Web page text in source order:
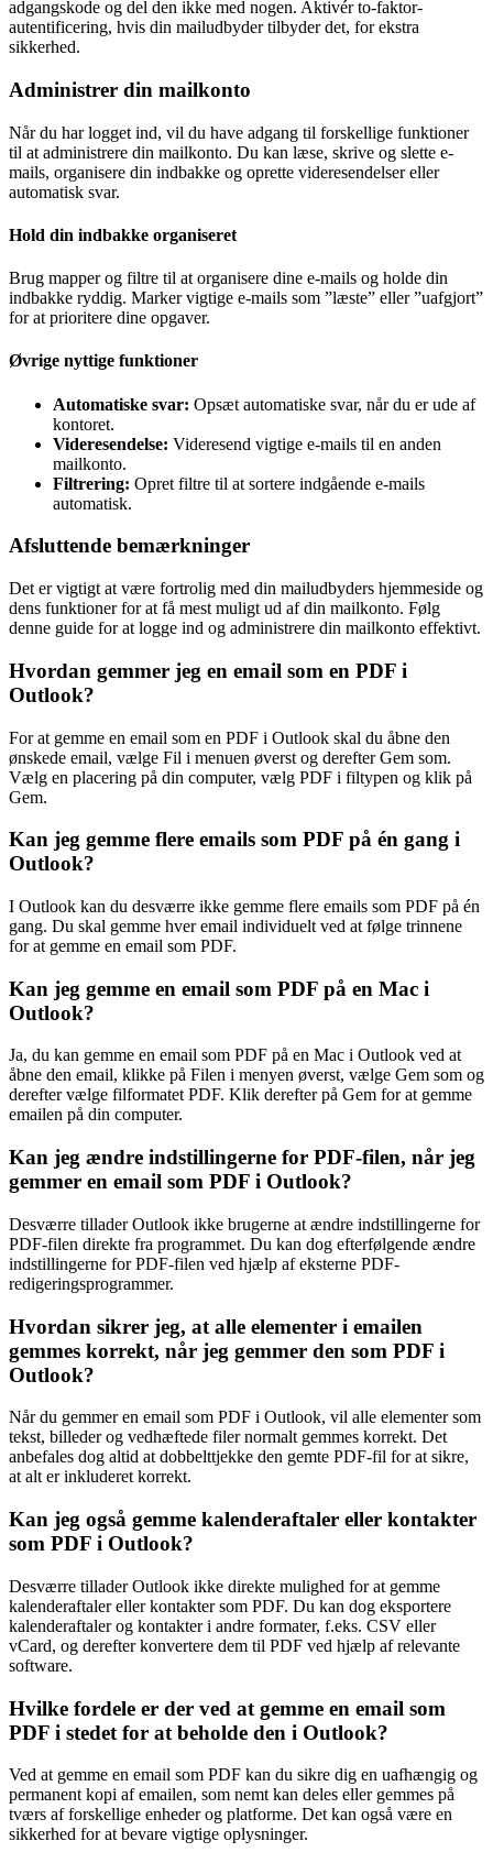
adgangskode og del den ikke med nogen. Aktivér to-faktor-
autentificering, hvis din mailudbyder tilbyder det, for ekstra
sikkerhed.
Administrer din mailkonto
Når du har logget ind, vil du have adgang til forskellige funktioner
til at administrere din mailkonto. Du kan læse, skrive og slette e-
mails, organisere din indbakke og oprette videresendelser eller
automatisk svar.
Hold din indbakke organiseret
Brug mapper og filtre til at organisere dine e-mails og holde din
indbakke ryddig. Marker vigtige e-mails som ”læste” eller ”uafgjort”
for at prioritere dine opgaver.
Øvrige nyttige funktioner
Automatiske svar: Opsæt automatiske svar, når du er ude af
kontoret.
Videresendelse: Videresend vigtige e-mails til en anden
mailkonto.
Filtrering: Opret filtre til at sortere indgående e-mails
automatisk.
Afsluttende bemærkninger
Det er vigtigt at være fortrolig med din mailudbyders hjemmeside og
dens funktioner for at få mest muligt ud af din mailkonto. Følg
denne guide for at logge ind og administrere din mailkonto effektivt.
Hvordan gemmer jeg en email som en PDF i
Outlook?
For at gemme en email som en PDF i Outlook skal du åbne den
ønskede email, vælge Fil i menuen øverst og derefter Gem som.
Vælg en placering på din computer, vælg PDF i filtypen og klik på
Gem.
Kan jeg gemme flere emails som PDF på én gang i
Outlook?
I Outlook kan du desværre ikke gemme flere emails som PDF på én
gang. Du skal gemme hver email individuelt ved at følge trinnene
for at gemme en email som PDF.
Kan jeg gemme en email som PDF på en Mac i
Outlook?
Ja, du kan gemme en email som PDF på en Mac i Outlook ved at
åbne den email, klikke på Filen i menyen øverst, vælge Gem som og
derefter vælge filformatet PDF. Klik derefter på Gem for at gemme
emailen på din computer.
Kan jeg ændre indstillingerne for PDF-filen, når jeg
gemmer en email som PDF i Outlook?
Desværre tillader Outlook ikke brugerne at ændre indstillingerne for
PDF-filen direkte fra programmet. Du kan dog efterfølgende ændre
indstillingerne for PDF-filen ved hjælp af eksterne PDF-
redigeringsprogrammer.
Hvordan sikrer jeg, at alle elementer i emailen
gemmes korrekt, når jeg gemmer den som PDF i
Outlook?
Når du gemmer en email som PDF i Outlook, vil alle elementer som
tekst, billeder og vedhæftede filer normalt gemmes korrekt. Det
anbefales dog altid at dobbelttjekke den gemte PDF-fil for at sikre,
at alt er inkluderet korrekt.
Kan jeg også gemme kalenderaftaler eller kontakter
som PDF i Outlook?
Desværre tillader Outlook ikke direkte mulighed for at gemme
kalenderaftaler eller kontakter som PDF. Du kan dog eksportere
kalenderaftaler og kontakter i andre formater, f.eks. CSV eller
vCard, og derefter konvertere dem til PDF ved hjælp af relevante
software.
Hvilke fordele er der ved at gemme en email som
PDF i stedet for at beholde den i Outlook?
Ved at gemme en email som PDF kan du sikre dig en uafhængig og
permanent kopi af emailen, som nemt kan deles eller gemmes på
tværs af forskellige enheder og platforme. Det kan også være en
sikkerhed for at bevare vigtige oplysninger.